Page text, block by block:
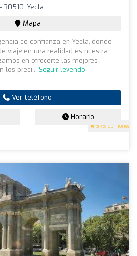
5 (5 opiniones)
30510, Yecla
Mapa
de confianza en Yecla, donde
viaje en una realidad es nuestra
en ofrecerte las mejores
los preci... Seguir leyendo
Ver teléfono
Horario